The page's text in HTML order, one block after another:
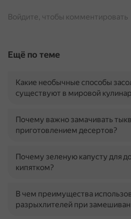
Войдите, чтобы комментировать
Ещё по теме
Какие необычные способы
существуют в мировой
Почему важно замачивать
приготовлением десертов?
Почему зеленую капусту для
кипятком?
В чем преимущества
разрыхлителей при